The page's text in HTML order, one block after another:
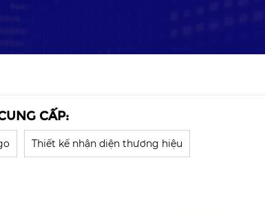
CẤP:
Thiết kế nhận diện thương hiệu